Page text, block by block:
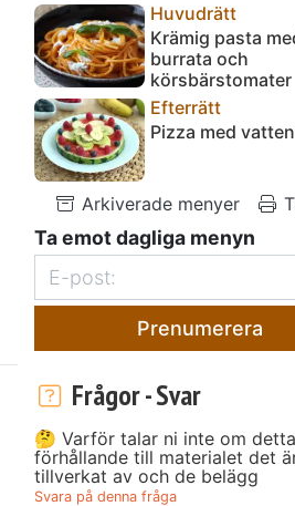
Huvudrätt
Krämig pasta
burrata och
körsbärstomater
Efterrätt
Pizza med
Arkiverade menyer
Ta emot dagliga menyn
Prenumerera
Frågor - Svar
🤔 Varför talar ni inte om
förhållande till materialet det
tillverkat av och de belägg
Svara på denna fråga